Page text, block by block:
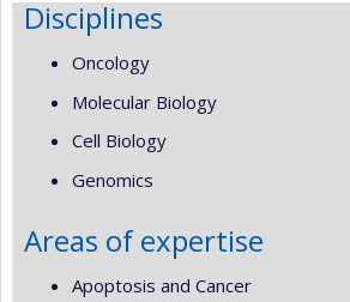
Disciplines
Oncology
Molecular Biology
Cell Biology
Genomics
Areas of expertise
Apoptosis and Cancer